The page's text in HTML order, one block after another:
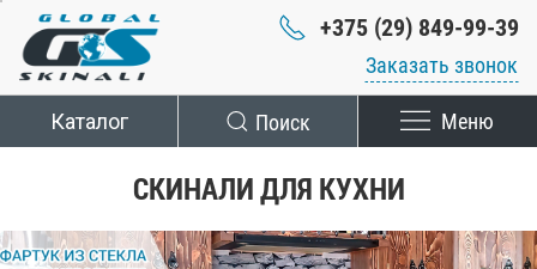
+375 (29) 849-99-39
Заказать звонок
Каталог Поиск Меню
СКИНАЛИ ДЛЯ КУХНИ